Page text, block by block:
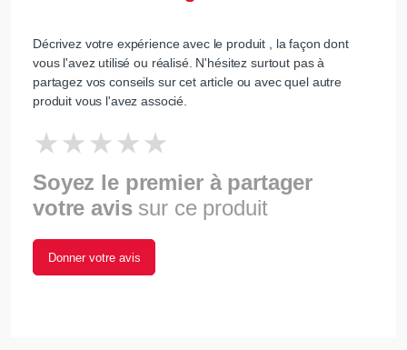
Décrivez votre expérience avec le produit , la façon dont
vous l'avez utilisé ou réalisé. N'hésitez surtout pas à
partagez vos conseils sur cet article ou avec quel autre
produit vous l'avez associé.
Soyez le premier à partager
votre avis sur ce produit
Donner votre avis